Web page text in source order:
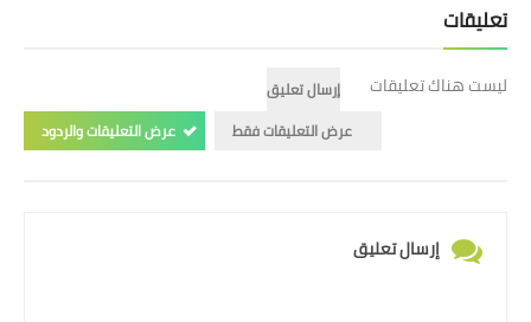
تعليقات
ليست هناك تعليقات
إرسال تعليق
عرض التعليقات فقط
عرض التعليقات والردود
إرسال تعليق